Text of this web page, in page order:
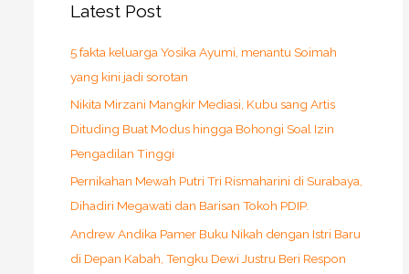
Latest Post
5 fakta keluarga Yosika Ayumi, menantu Soimah
yang kini jadi sorotan
Nikita Mirzani Mangkir Mediasi, Kubu sang Artis
Dituding Buat Modus hingga Bohongi Soal Izin
Pengadilan Tinggi
Pernikahan Mewah Putri Tri Rismaharini di Surabaya,
Dihadiri Megawati dan Barisan Tokoh PDIP.
Andrew Andika Pamer Buku Nikah dengan Istri Baru
di Depan Kabah, Tengku Dewi Justru Beri Respon